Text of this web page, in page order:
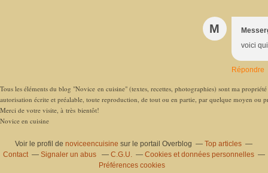
M
voici
Répondre
Tous les éléments du blog "Novice en cuisine" (textes, recettes, photographies) sont ma
autorisation écrite et préalable, toute reproduction, de tout ou en partie, par quelque moyen ou
Merci de votre visite, à très bientôt!
Novice en cuisine
Voir le profil denoviceencuisine sur le portail Overblog
Top articles
Contact
Signaler un abus C.G.U.
Cookies et données personnelles
Préférences cookies